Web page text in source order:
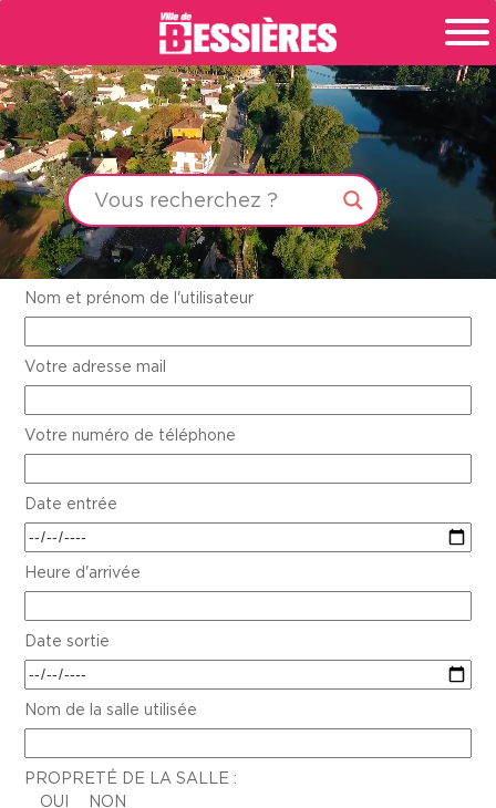
Nom et prénom de l'utilisateur
Votre adresse mail
Votre numéro de téléphone
Date entrée
Heure d'arrivée
Date sortie
Nom de la salle utilisée
PROPRETÉ DE LA SALLE :
OUI
NON